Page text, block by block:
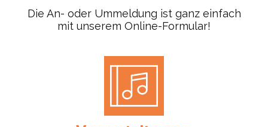
Die An- oder Ummeldung ist ganz einfach
mit unserem Online-Formular!